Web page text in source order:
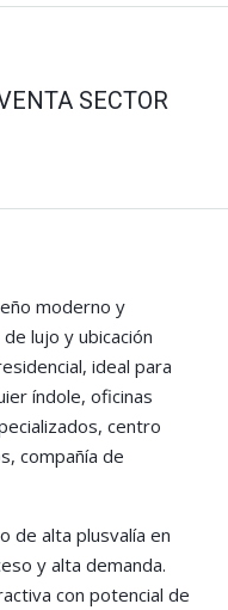
SECTOR
moderno y
lujo y ubicación
ideal para
índole, oficinas
centro
compañía de
de alta plusvalía en
y alta demanda.
con potencial de